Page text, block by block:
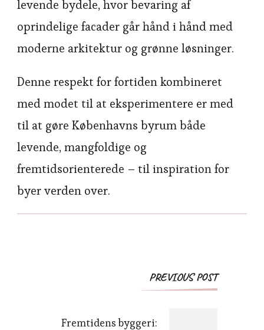
levende bydele, hvor bevaring af
oprindelige facader går hånd i hånd med
moderne arkitektur og grønne løsninger.
Denne respekt for fortiden kombineret
med modet til at eksperimentere er med
til at gøre Københavns byrum både
levende, mangfoldige og
fremtidsorienterede – til inspiration for
byer verden over.
PostPREVIOUS POST
Fremtidens byggeri: